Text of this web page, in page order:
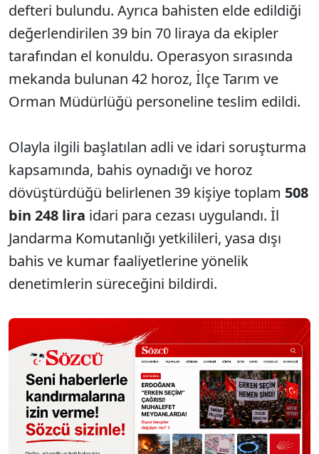
defteri bulundu. Ayrıca bahisten elde edildiği
değerlendirilen 39 bin 70 liraya da ekipler
tarafından el konuldu. Operasyon sırasında
mekanda bulunan 42 horoz, İlçe Tarım ve
Orman Müdürlüğü personeline teslim edildi.
Olayla ilgili başlatılan adli ve idari soruşturma
kapsamında, bahis oynadığı ve horoz
dövüştürdüğü belirlenen 39 kişiye toplam 508
bin 248 lira idari para cezası uygulandı. İl
Jandarma Komutanlığı yetkilileri, yasa dışı
bahis ve kumar faaliyetlerine yönelik
denetimlerin süreceğini bildirdi.